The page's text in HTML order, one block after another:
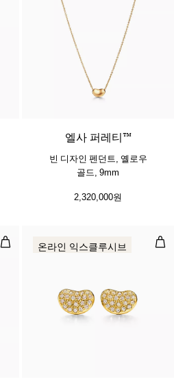
2 소재
엘사 퍼레티™
빈 디자인 펜던트, 옐로우
골드, 9mm
2,320,000원
빈 디자인 펜던트, 옐로우 골드, 파빈
온라인 익스클루시브